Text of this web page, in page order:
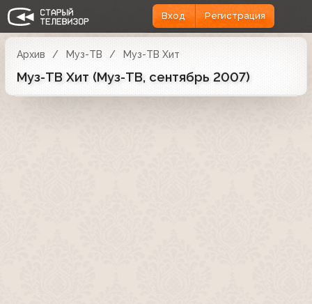
Вход Регистрация
Архив Муз-ТВ Муз-ТВ Хит
Муз-ТВ Хит (Муз-ТВ, сентябрь 2007)